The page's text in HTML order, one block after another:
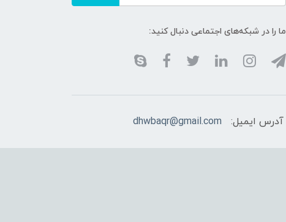
ما را در شبکه‌های اجتماعی دنبال کنید:
آدرس ایمیل: dhwbaqr@gmail.com